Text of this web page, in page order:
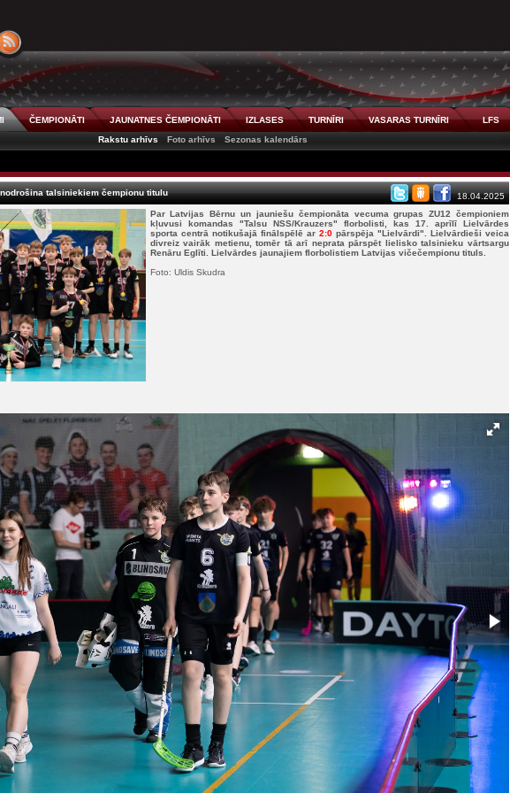
ČEMPIONĀTI JAUNATNES ČEMPIONĀTI IZLASES TURNĪRI VASARAS TURNĪRI LFS
Rakstu arhīvs
Foto arhīvs Sezonas kalendārs
talsiniekiem čempionu titulu
18.04.2025
Par Latvijas Bērnu un jauniešu čempionāta vecuma grupas ZU12 čempioniem
kļuvusi komandas "Talsu NSS/Krauzers" florbolisti, kas 17. aprīlī Lielvārdes
sporta centrā notikušajā finālspēlē ar 2:0pārspēja "Lielvārdi". Lielvārdieši veica
divreiz vairāk metienu, tomēr tā arī neprata pārspēt lielisko talsinieku vārtsargu
Renāru Eglīti. Lielvārdes jaunajiem florbolistiem Latvijas vičečempionu tituls.
Foto: Uldis Skudra